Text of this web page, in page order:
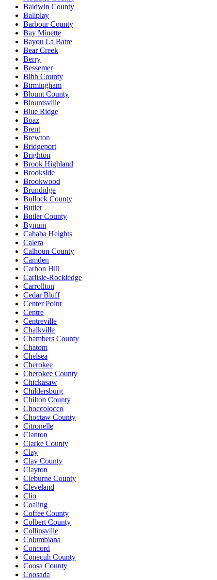
Baldwin County
Ballplay
Barbour County
Bay Minette
Bayou La Batre
Bear Creek
Berry
Bessemer
Bibb County
Birmingham
Blount County
Blountsville
Blue Ridge
Boaz
Brent
Brewton
Bridgeport
Brighton
Brook Highland
Brookside
Brookwood
Brundidge
Bullock County
Butler
Butler County
Bynum
Cahaba Heights
Calera
Calhoun County
Camden
Carbon Hill
Carlisle-Rockledge
Carrollton
Cedar Bluff
Center Point
Centre
Centreville
Chalkville
Chambers County
Chatom
Chelsea
Cherokee
Cherokee County
Chickasaw
Childersburg
Chilton County
Choccolocco
Choctaw County
Citronelle
Clanton
Clarke County
Clay
Clay County
Clayton
Cleburne County
Cleveland
Clio
Coaling
Coffee County
Colbert County
Collinsville
Columbiana
Concord
Conecuh County
Coosa County
Coosada